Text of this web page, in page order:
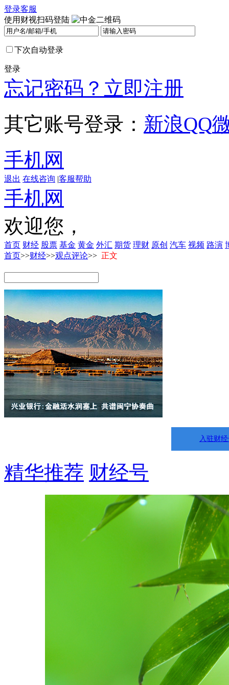
登录客服
使用财视扫码登陆
下次自动登录
登录
忘记密码？ 立即注册
其它账号登录： 新浪QQ
手机网
退出 在线咨询 |客服帮助
手机网
欢迎您，
首页 财经 股票 基金 黄金 外汇 期货 理财 原创 汽车 视频 路演
首页>>财经>>观点评论>> 正文
入驻财
精华推荐 财经号